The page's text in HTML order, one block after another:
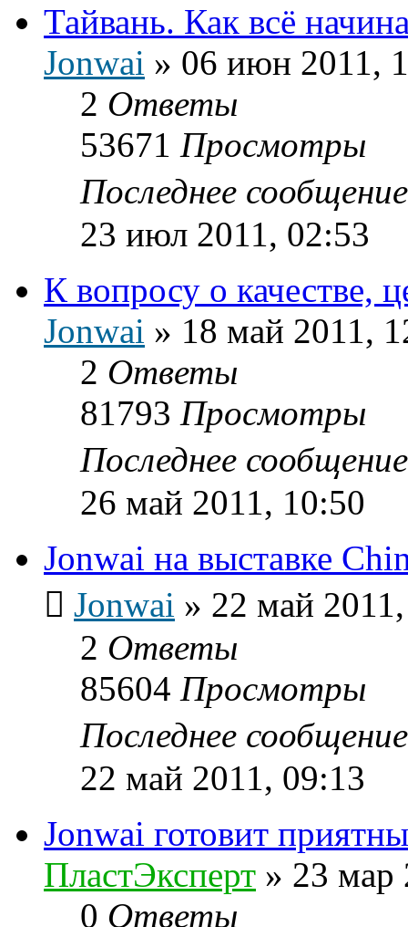
Тайвань. Как всё
Jonwai » 06 июн 2011,
2 Ответы
53671 Просмотры
Последнее
23 июл 2011, 02:53
К вопросу о качестве,
Jonwai » 18 май 2011,
2 Ответы
81793 Просмотры
Последнее
26 май 2011, 10:50
Jonwai на выставке
Jonwai » 22 май
2 Ответы
85604 Просмотры
Последнее
22 май 2011, 09:13
Jonwai готовит
ПластЭксперт » 23 мар
0 Ответы